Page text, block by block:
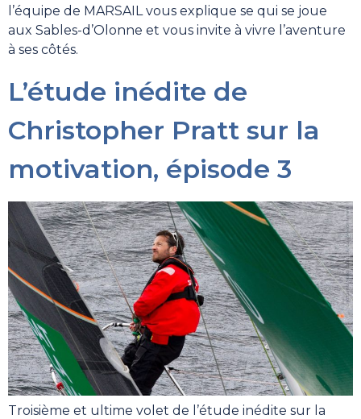
l’équipe de MARSAIL vous explique se qui se joue
aux Sables-d’Olonne et vous invite à vivre l’aventure
à ses côtés.
L’étude inédite de
Christopher Pratt sur la
motivation, épisode 3
Troisième et ultime volet de l’étude inédite sur la